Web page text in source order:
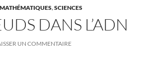
MATHÉMATIQUES,SCIENCES
DANS L’ADN
UN COMMENTAIRE